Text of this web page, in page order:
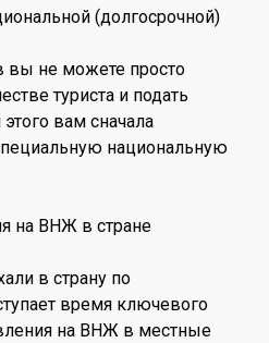
(долгосрочной)
вы не можете просто
туриста и подать
вам сначала
национальную
на ВНЖ в стране
в страну по
время ключевого
на ВНЖ в местные